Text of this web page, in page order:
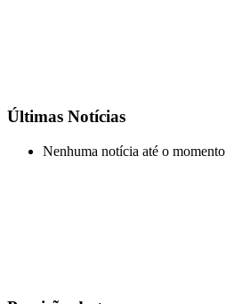
Últimas Notícias
Nenhuma notícia até o momento